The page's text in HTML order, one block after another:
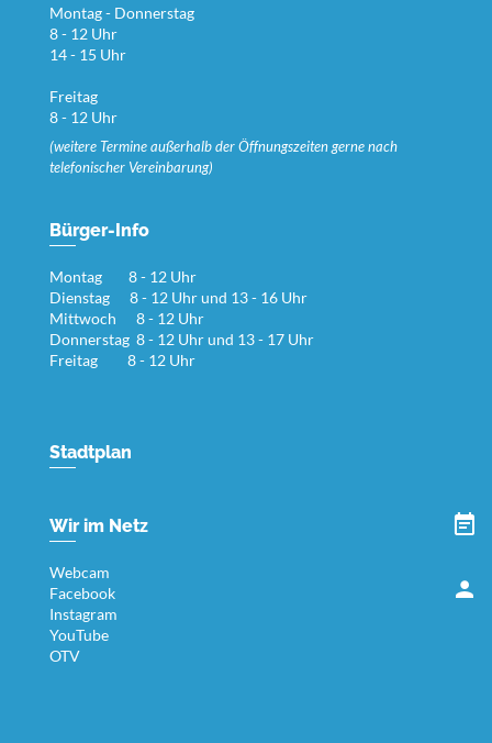
Montag - Donnerstag
8 - 12 Uhr
14 - 15 Uhr
Freitag
8 - 12 Uhr
(weitere Termine außerhalb der Öffnungszeiten gerne nach
telefonischer Vereinbarung)
Bürger-Info
Montag 8 - 12 Uhr
Dienstag 8 - 12 Uhr und 13 - 16 Uhr
Mittwoch 8 - 12 Uhr
Donnerstag 8 - 12 Uhr und 13 - 17 Uhr
Freitag 8 - 12 Uhr
Stadtplan
Wir im Netz
Webcam
Facebook
Instagram
YouTube
OTV